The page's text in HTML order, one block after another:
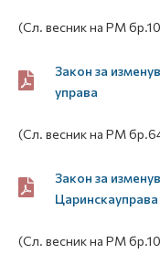
(Сл. весник на РМ
Закон за
управа
(Сл. весник на РМ
Закон за
Царинскауправа
(Сл. весник на РМ